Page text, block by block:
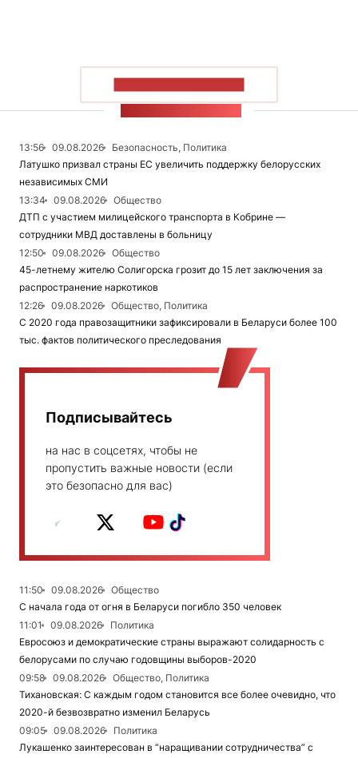
13:56 09.08.2026
Безопасность, Политика
Латушко призвал страны ЕС увеличить поддержку белорусских
независимых СМИ
13:34
09.08.2026
Общество
ДТП с участием милицейского транспорта в Кобрине —
сотрудники МВД доставлены в больницу
12:50
09.08.2026
Общество
45-летнему жителю Солигорска грозит до 15 лет заключения за
распространение наркотиков
12:26
09.08.2026
Общество, Политика
С 2020 года правозащитники зафиксировали в Беларуси более 100
тыс. фактов политического преследования
Подписывайтесь
на нас в соцсетях, чтобы не
пропустить важные новости (если
это безопасно для вас)
11:50 09.08.2026
Общество
С начала года от огня в Беларуси погибло 350 человек
11:01
09.08.2026
Политика
Евросоюз и демократические страны выражают солидарность с
белорусами по случаю годовщины выборов-2020
09:58
09.08.2026
Общество, Политика
Тихановская: С каждым годом становится все более очевидно, что
2020-й безвозвратно изменил Беларусь
09:05
09.08.2026
Политика
Лукашенко заинтересован в “наращивании сотрудничества” с